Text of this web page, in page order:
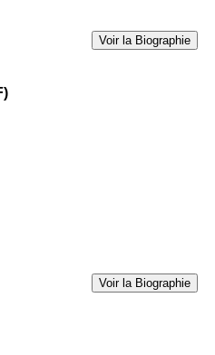
Voir la Biographie
Voir la Biographie